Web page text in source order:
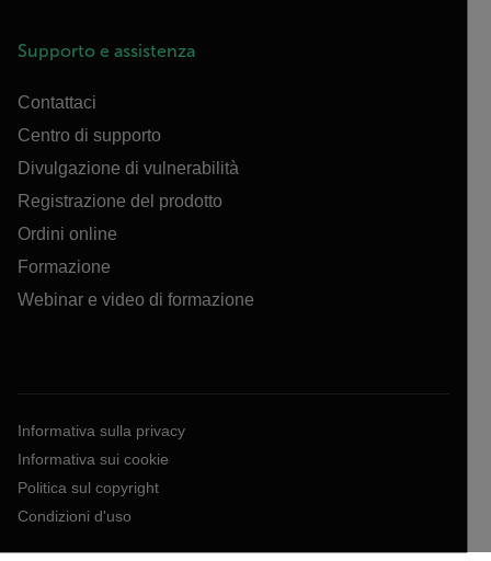
Supporto e assistenza
Contattaci
Centro di supporto
Divulgazione di vulnerabilità
Registrazione del prodotto
Ordini online
Formazione
Webinar e video di formazione
Informativa sulla privacy
Informativa sui cookie
Politica sul copyright
Condizioni d'uso